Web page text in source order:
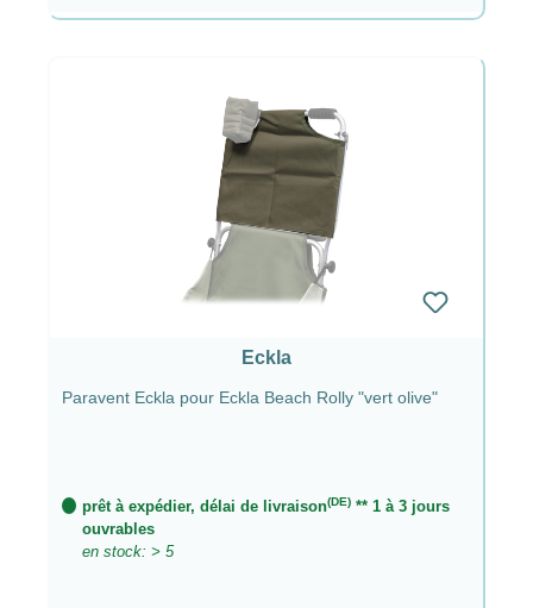
Eckla
Paravent Eckla pour Eckla Beach Rolly "vert olive"
prêt à expédier, délai de livraison(DE) ** 1 à 3 jours
ouvrables
en stock: > 5